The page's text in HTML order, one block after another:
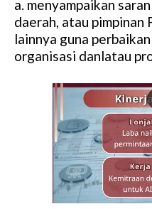
a. menyampaikan
daerah, atau
lainnya guna
organisasi danlatau